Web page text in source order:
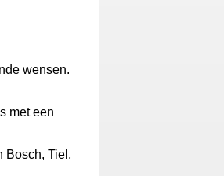
wensen.
met een
Bosch, Tiel,